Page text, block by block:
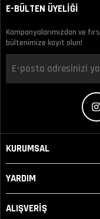
E-BÜLTEN ÜYELİĞİ
Kampanyalarımızdan ve
bültenimize kayıt olun!
KURUMSAL
YARDIM
ALIŞVERİŞ